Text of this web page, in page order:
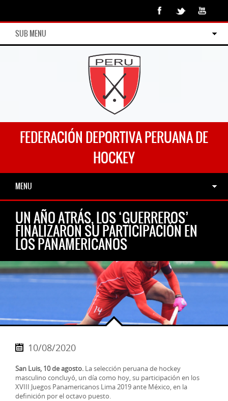
SUB MENU
FEDERACIÓN DEPORTIVA PERUANA DE
HOCKEY
MENU
UN AÑO ATRÁS, LOS ‘GUERREROS’
FINALIZARON SU PARTICIPACIÓN EN
LOS PANAMERICANOS
10/08/2020
San Luis, 10 de agosto. La selección peruana de hockey
masculino concluyó, un día como hoy, su participación en los
XVIII Juegos Panamericanos Lima 2019 ante México, en la
definición por el octavo puesto.